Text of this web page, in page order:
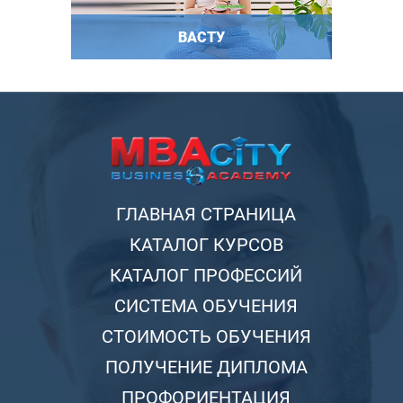
ВАСТУ
ГЛАВНАЯ СТРАНИЦА
КАТАЛОГ КУРСОВ
КАТАЛОГ ПРОФЕССИЙ
СИСТЕМА ОБУЧЕНИЯ
СТОИМОСТЬ ОБУЧЕНИЯ
ПОЛУЧЕНИЕ ДИПЛОМА
ПРОФОРИЕНТАЦИЯ